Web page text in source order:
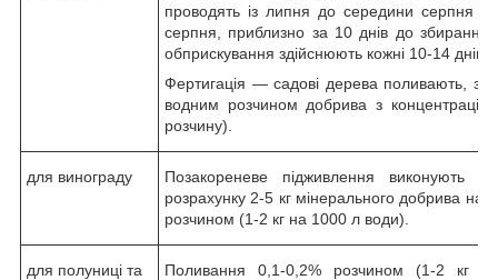
проводять із липня до середини серпня
серпня, приблизно за 10 днів до
обприскування здійснюють кожні 10-14 днів.
Фертигація — садові дерева поливають,
водним розчином добрива з
розчину).
для винограду
Позакореневе підживлення виконують
розрахунку 2-5 кг мінерального добрива на
розчином (1-2 кг на 1000 л води).
для полуниці та
Поливання 0,1-0,2% розчином (1-2 кг